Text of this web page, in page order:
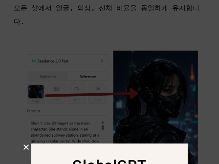
모든 샷에서 얼굴, 의상, 신체 비율을 동일하게 유지합니
다.